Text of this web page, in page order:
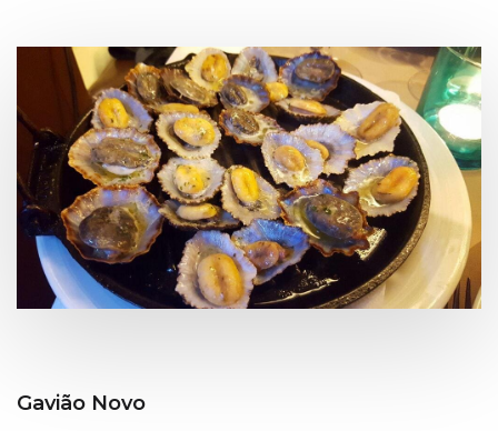
Gavião Novo